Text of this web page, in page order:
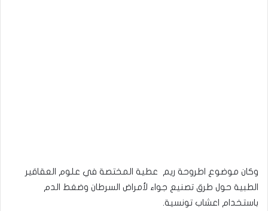
وكان موضوع اطروحة ريم عطية المختصة في علوم العقاقير
الطبية حول طرق تصنيع جواء لأمراض السرطان وضغط الدم
باستخدام اعشاب تونسية.